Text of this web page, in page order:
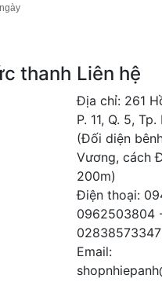
thanh Liên hệ
Địa chỉ: 261
P. 11, Q. 5,
(Đối diện
Vương, cách
200m)
Điện thoại:
0962503804
02838573347
Email: